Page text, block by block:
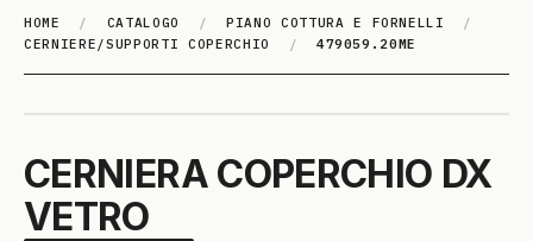
HOME / CATALOGO / PIANO COTTURA E FORNELLI
/
CERNIERE/SUPPORTI COPERCHIO
/ 479059.20ME
CERNIERA COPERCHIO DX
VETRO